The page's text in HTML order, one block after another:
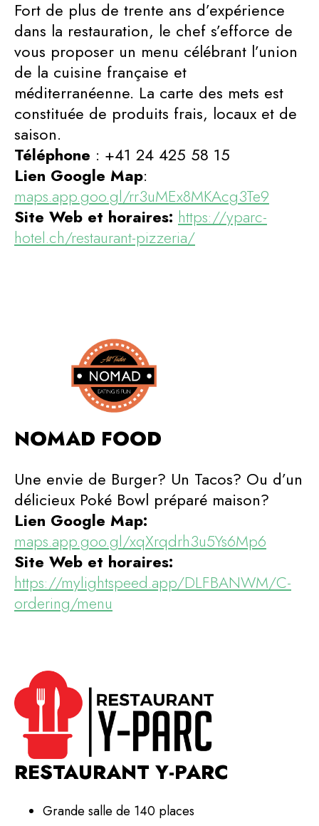
Fort de plus de trente ans d’expérience
dans la restauration, le chef s’efforce de
vous proposer un menu célébrant l’union
de la cuisine française et
méditerranéenne. La carte des mets est
constituée de produits frais, locaux et de
saison.
Téléphone : +41 24 425 58 15
Lien Google Map:
maps.app.goo.gl/rr3uMEx8MKAcg3Te9
Site Web et horaires: https://yparc-
hotel.ch/restaurant-pizzeria/
NOMAD FOOD
Une envie de Burger? Un Tacos? Ou d’un
délicieux Poké Bowl préparé maison?
Lien Google Map:
maps.app.goo.gl/xqXrqdrh3u5Ys6Mp6
Site Web et horaires:
https://mylightspeed.app/DLFBANWM/C-
ordering/menu
RESTAURANT Y-PARC
Grande salle de 140 places